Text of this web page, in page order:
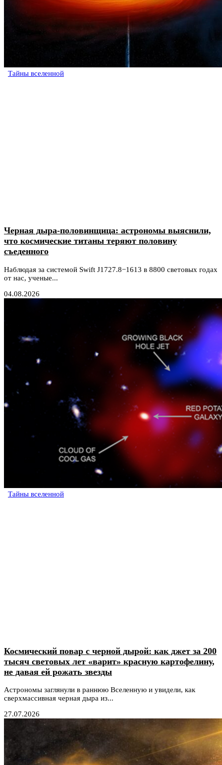
Тайны вселенной
Черная дыра-половинщица: астрономы выяснили,
что космические титаны теряют половину
съеденного
Наблюдая за системой Swift J1727.8−1613 в 8800 световых годах
от нас, ученые...
04.08.2026
Тайны вселенной
Космический повар с черной дырой: как джет за 200
тысяч световых лет «варит» красную картофелину,
не давая ей рожать звезды
Астрономы заглянули в раннюю Вселенную и увидели, как
сверхмассивная черная дыра из...
27.07.2026